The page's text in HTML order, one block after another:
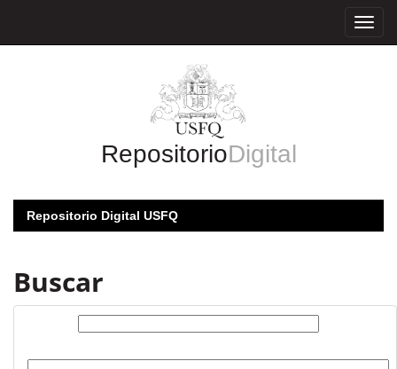
RepositorioDigital
Repositorio Digital USFQ
Buscar